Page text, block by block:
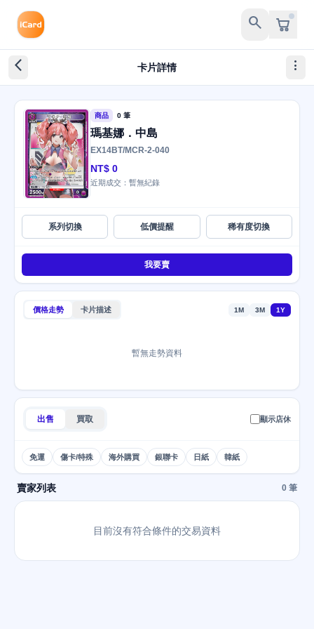
search
arrow_back_ios_new 卡片詳情 more_vert
商品 0 筆
瑪基娜．中島
EX14BT/MCR-2-040
NT$ 0
近期成交：暫無紀錄
系列切換 低價提醒 稀有度切換
我要賣
價格走勢 卡片描述 1M 3M 1Y
暫無走勢資料
出售 買取 顯示店休
免運 傷卡/特殊 海外購買 銀聯卡 日紙 韓紙
賣家列表 0 筆
目前沒有符合條件的交易資料